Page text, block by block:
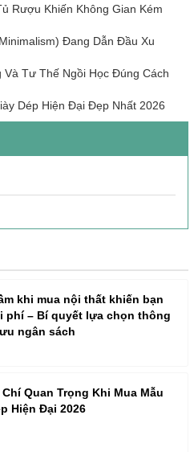
Rượu Khiến Không Gian Kém
Đang Dẫn Đầu Xu
Tư Thế Ngồi Học Đúng Cách
Dép Hiện Đại Đẹp Nhất 2026
khi mua nội thất khiến bạn
phí – Bí quyết lựa chọn thông
ngân sách
Quan Trọng Khi Mua Mẫu
Hiện Đại 2026